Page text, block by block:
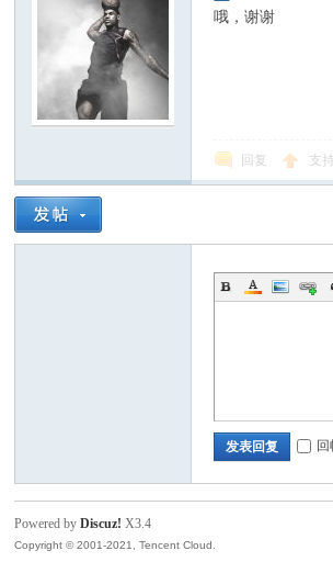
哦，谢谢
回复 支持
发表回复 回
Powered byDiscuz! X3.4
Copyright © 2001-2021, Tencent Cloud.